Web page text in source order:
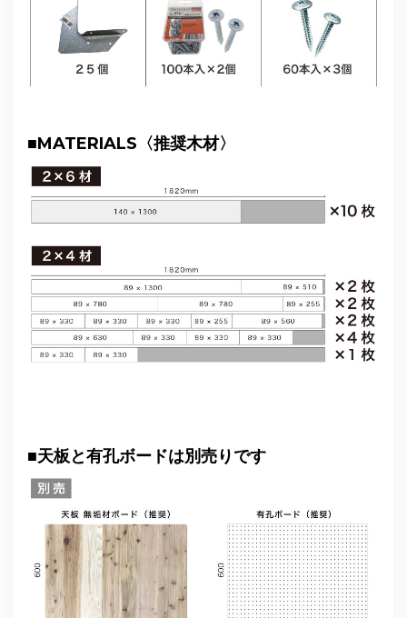
■MATERIALS〈推奨木材〉
■天板と有孔ボードは別売りです